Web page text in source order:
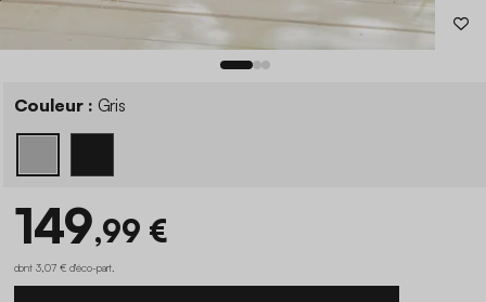
Couleur : Gris
149,99 €
dont 3,07 € d'éco-part